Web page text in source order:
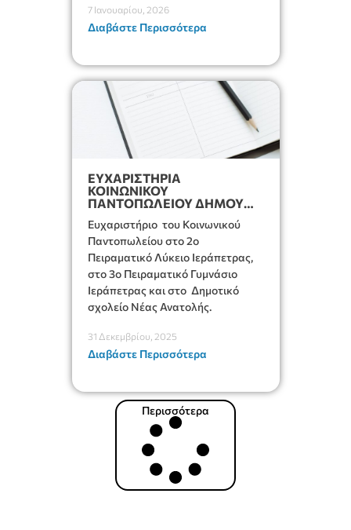
συγκέντρωσης τροφίμων για τη
στήριξη της δομής μας.
7 Ιανουαρίου, 2026
Διαβάστε Περισσότερα
ΕΥΧΑΡΙΣΤΗΡΙΑ
ΚΟΙΝΩΝΙΚΟΥ
ΠΑΝΤΟΠΩΛΕΙΟΥ ΔΗΜΟΥ
Ευχαριστήριο του Κοινωνικού
Παντοπωλείου στο 2ο
Πειραματικό Λύκειο Ιεράπετρας,
στο 3ο Πειραματικό Γυμνάσιο
Ιεράπετρας και στο Δημοτικό
σχολείο Νέας Ανατολής.
31 Δεκεμβρίου, 2025
Διαβάστε Περισσότερα
Περισσότερα